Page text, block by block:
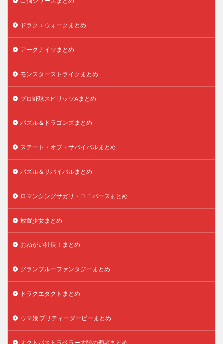
ドラクエウォークまとめ
アークナイツまとめ
モンスターストライクまとめ
プロ野球スピリッツAまとめ
パズル＆ドラゴンズまとめ
ステート・オブ・サバイバルまとめ
パズル＆サバイバルまとめ
ロマンシングサガリ・ユニバースまとめ
放置少女まとめ
おねがい社長！まとめ
グランブルーファンタジーまとめ
ドラクエタクトまとめ
ウマ娘 プリティーダービーまとめ
オクトパストラベラー大陸の覇者まとめ